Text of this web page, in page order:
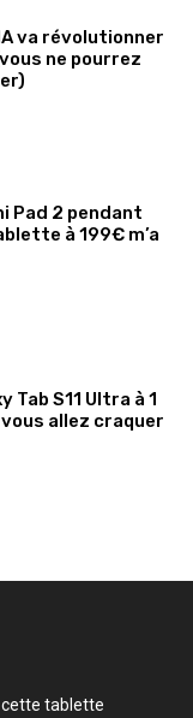
va révolutionner
ne pourrez
Pad 2 pendant
à 199€ m’a
Tab S11 Ultra à 1
allez craquer
cette tablette